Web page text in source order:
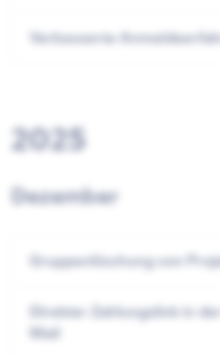
Verbesserte
2025
Dezember
Gruppenlöschung von
Direkter Zahlungslink in
Mail